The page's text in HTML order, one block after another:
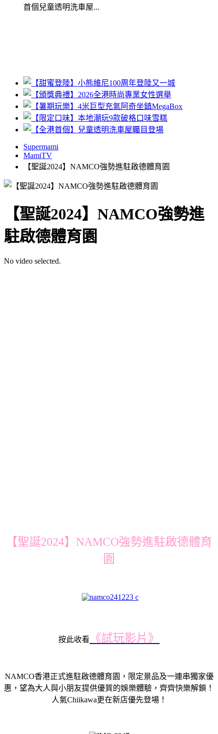
首個兒童透明洗車屋...
Supermami
MamiTV
【聖誕2024】NAMCO強勢進駐啟德體育園
【聖誕2024】NAMCO強勢進
駐啟德體育園
No video selected.
【聖誕2024】NAMCO強勢進駐啟德體育
園
按此收看 《試玩影片》
NAMCO香港正式進駐啟德體育園，限定景品及一連串獨家優
惠，望為大人與小朋友提供優質的娛樂體驗，齊齊快樂解鎖！
人氣Chiikawa更在新店優先登場！